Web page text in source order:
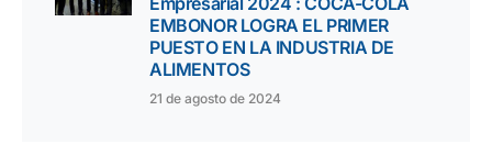
EMBONOR LOGRA EL PRIMER
PUESTO EN LA INDUSTRIA DE
ALIMENTOS
21 de agosto de 2024